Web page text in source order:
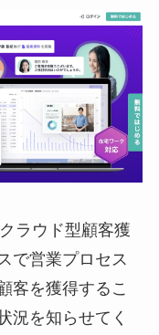
ラウド型顧客獲
で営業プロセス
客を獲得するこ
況を知らせてく